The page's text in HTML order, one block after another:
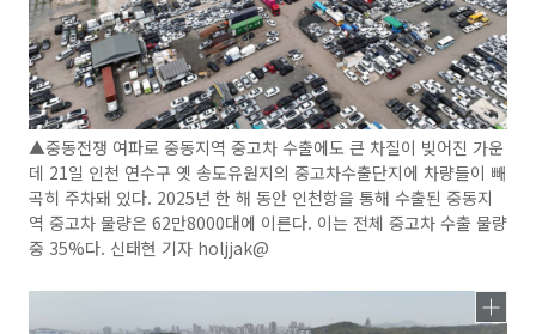
▲중동전쟁 여파로 중동지역 중고차 수출에도 큰 차질이 빚어진 가운
데 21일 인천 연수구 옛 송도유원지의 중고차수출단지에 차량들이 빼
곡히 주차돼 있다. 2025년 한 해 동안 인천항을 통해 수출된 중동지
역 중고차 물량은 62만8000대에 이른다. 이는 전체 중고차 수출 물량
중 35%다. 신태현 기자 holjjak@